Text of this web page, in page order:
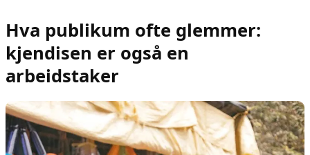
Hva publikum ofte glemmer:
kjendisen er også en
arbeidstaker